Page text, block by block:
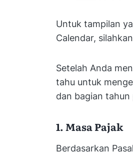
Untuk tampilan
Calendar,
Setelah Anda
tahu untuk
dan bagian tahun
1. Masa Pajak
Berdasarkan